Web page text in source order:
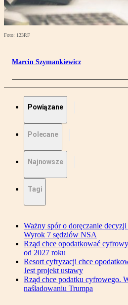
Foto: 123RF
Marcin Szymankiewicz
Powiązane
Polecane
Najnowsze
Tagi
Ważny spór o doręczanie
Wyrok 7 sędziów NSA
Rząd chce opodatkować
od 2027 roku
Resort cyfryzacji chce
Jest projekt ustawy
Rząd chce podatku cyfrowego.
naśladowaniu Trumpa